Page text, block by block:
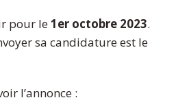
pour le1er octobre 2023.
sa candidature est le
l’annonce :